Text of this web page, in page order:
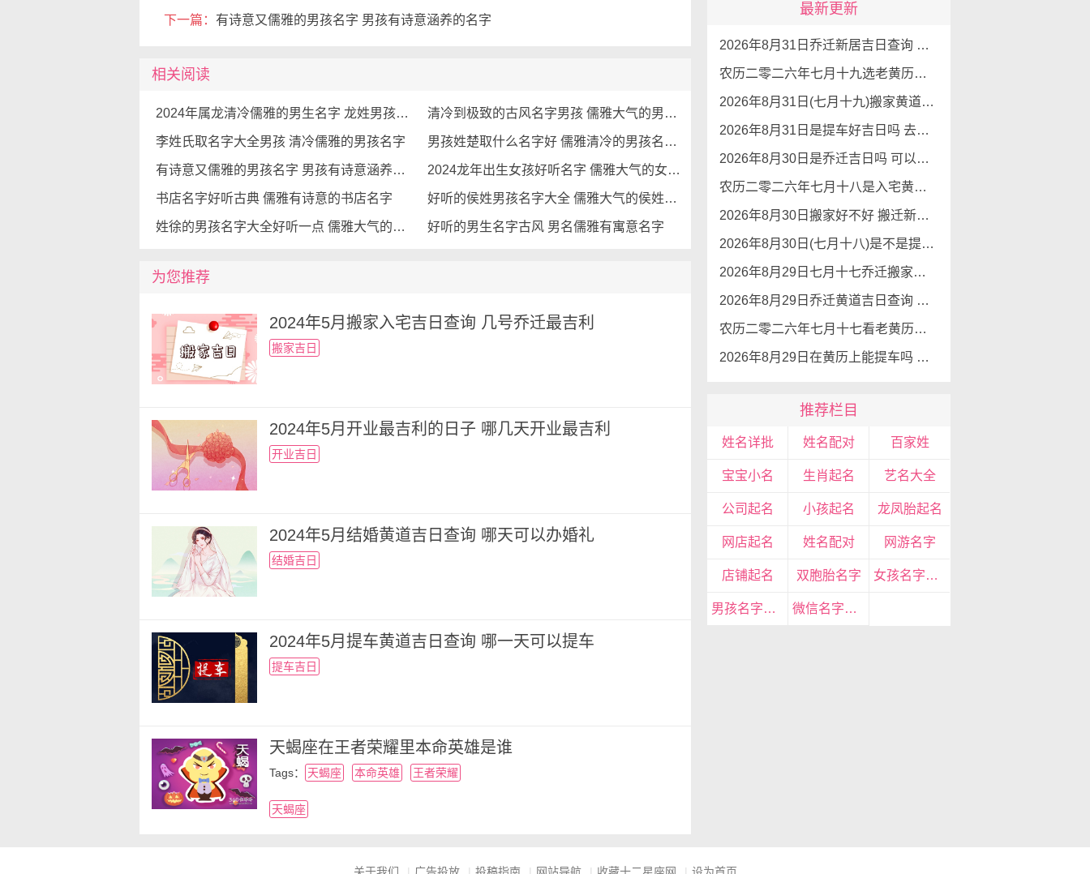
孙秀凤、孙政泰、孙奇才、孙子源、孙宪斌、孙学煌
孙彦健、孙青方、孙启秀、孙雷男、孙维梅、孙涛高
孙鸿峰、孙敬兰、孙显玲、孙允峰、孙峰政、孙宪芳
孙云江、孙元为、孙杨瑞、孙世添、孙铁科、孙冰波
孙清昆、孙江行、孙震和、孙彪芳、孙显金、孙英林
孙化云、孙善麟、孙建贵、孙英书、孙瑞印、孙小玉
孙占才、孙震廷、孙永辉、孙泽帅、孙丹群、孙育平
孙向明、孙忠吉、孙家超、孙富富、孙文初、孙宗玲
孙西成、孙丽琦、孙茂庆、孙敏良、孙日刚、孙旭培
下一篇： 有诗意又儒雅的男孩名字 男孩有诗意涵养的名字
相关阅读
2024年属龙清冷儒雅的男生名字 龙姓男孩取名简单大方 清冷到极致的古风名字男孩 儒雅大气的男生名字
李姓氏取名字大全男孩 清冷儒雅的男孩名字 男孩姓楚取什么名字好 儒雅清冷的男孩名字2021
有诗意又儒雅的男孩名字 男孩有诗意涵养的名字 2024龙年出生女孩好听名字 儒雅大气的女孩名字
书店名字好听古典 儒雅有诗意的书店名字 好听的侯姓男孩名字大全 儒雅大气的侯姓男孩名字
姓徐的男孩名字大全好听一点 儒雅大气的徐姓男孩名字 好听的男生名字古风 男名儒雅有寓意名字
为您推荐
2024年5月搬家入宅吉日查询 几号乔迁最吉利
搬家吉日
2024年5月开业最吉利的日子 哪几天开业最吉利
开业吉日
2024年5月结婚黄道吉日查询 哪天可以办婚礼
结婚吉日
2024年5月提车黄道吉日查询 哪一天可以提车
提车吉日
天蝎座在王者荣耀里本命英雄是谁
Tags： 天蝎座 本命英雄 王者荣耀
天蝎座
最新更新
2026年8月31日乔迁新居吉日查询 乔迁新居有什么讲究
农历二零二六年七月十九选老黄历入宅 2026年8月31日这天可以入宅搬家吗
2026年8月31日(七月十九)搬家黄道吉日 是搬家的好日子吗
2026年8月31日是提车好吉日吗 去提车如何
2026年8月30日是乔迁吉日吗 可以搬新家么
农历二零二六年七月十八是入宅黄道吉日吗 2026年8月30日可以入宅搬入新家吗
2026年8月30日搬家好不好 搬迁新居吉利么
2026年8月30日(七月十八)是不是提车吉日 可以提新车吗
2026年8月29日七月十七乔迁搬家选吉日 最吉利的日子乔迁
2026年8月29日乔迁黄道吉日查询 搬家好不好
农历二零二六年七月十七看老黄历入宅 2026年8月29日今天入宅好吗
2026年8月29日在黄历上能提车吗 去提车子适宜吗
推荐栏目
姓名详批 姓名配对 百家姓
宝宝小名 生肖起名 艺名大全
公司起名 小孩起名 龙凤胎起名
网店起名 姓名配对 网游名字
店铺起名 双胞胎名字 女孩名字大全
男孩名字大全 微信名字大全